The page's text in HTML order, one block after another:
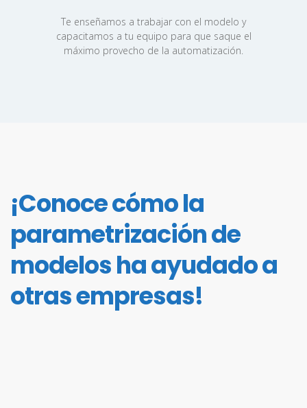
Te enseñamos a trabajar con el modelo y
capacitamos a tu equipo para que saque el
máximo provecho de la automatización.
¡Conoce cómo la
parametrización de
modelos ha ayudado a
otras empresas!